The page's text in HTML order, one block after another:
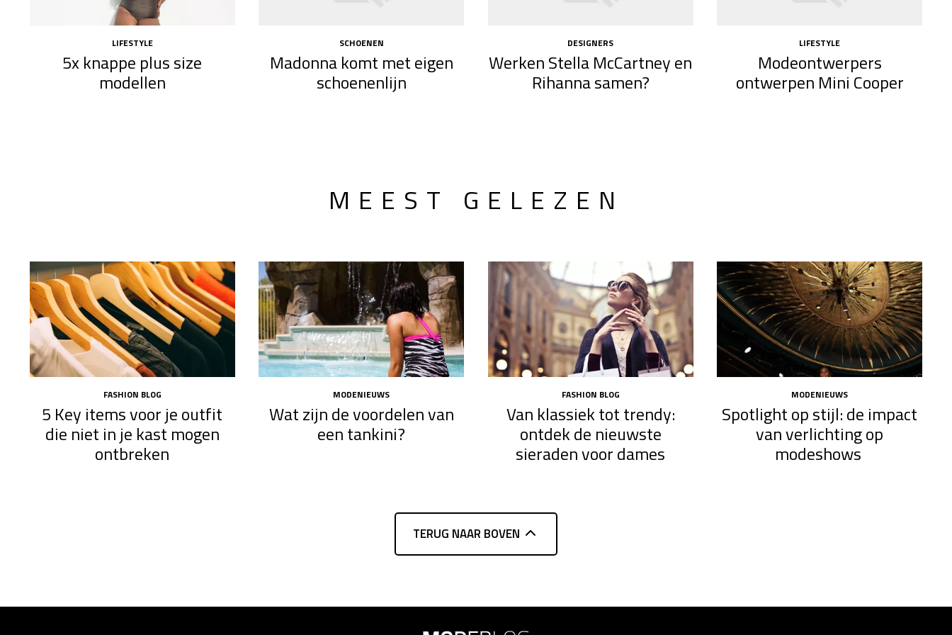
LIFESTYLE
5x knappe plus size
modellen​
SCHOENEN
Madonna komt met eigen
schoenenlijn
DESIGNERS
Werken Stella McCartney en
Rihanna samen?
LIFESTYLE
Modeontwerpers
ontwerpen Mini Cooper
MEEST GELEZEN
FASHION BLOG
5 Key items voor je outfit
die niet in je kast mogen
ontbreken
MODENIEUWS
Wat zijn de voordelen van
een tankini?
FASHION BLOG
Van klassiek tot trendy:
ontdek de nieuwste
sieraden voor dames
MODENIEUWS
Spotlight op stijl: de impact
van verlichting op
modeshows
TERUG NAAR BOVEN